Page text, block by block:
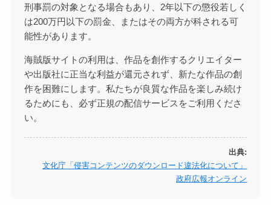
刑事罰の対象となる場合もあり、2年以下の懲役若しく
は200万円以下の罰金、またはその両方が科される可
能性があります。
海賊版サイトの利用は、作品を創作するクリエイター
や出版社に正当な利益が還元されず、新たな作品の創
作を困難にします。私たちが良質な作品を楽しみ続け
るためにも、必ず正規の配信サービスをご利用くださ
い。
出典:
文化庁「侵害コンテンツのダウンロード違法化について」
政府広報オンライン